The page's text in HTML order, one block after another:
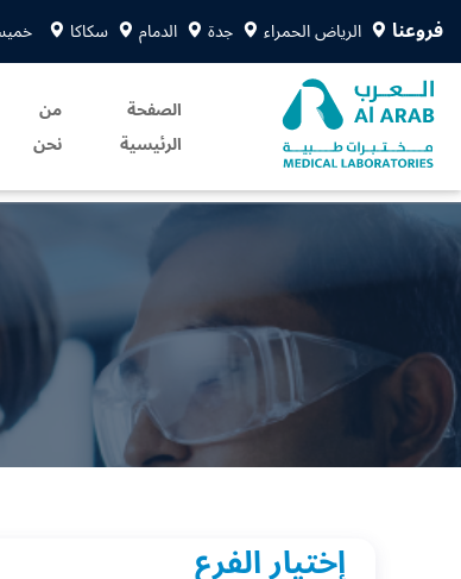
فروعنا الرياض الحمراء جدة الدمام سكاكا
الصفحة
الرئيسية
من
نحن
إختيار الفرع